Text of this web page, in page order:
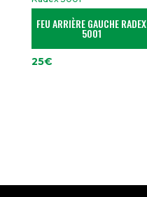
FEU ARRIÈRE GAUCHE RADEX
5001
25€